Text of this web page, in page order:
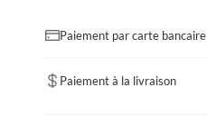
Paiement par carte bancaire
Paiement à la livraison